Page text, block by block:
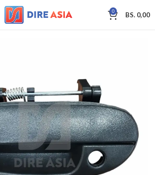
0 BS. 0,00